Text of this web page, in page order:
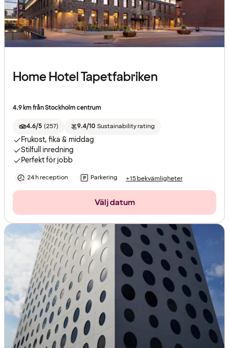
Home Hotel Tapetfabriken
4.9 km från Stockholm centrum
4.6/5 (257) 9.4/10 Sustainability rating
Frukost, fika & middag
Stilfull inredning
Perfekt för jobb
24 h reception Parkering +15 bekvämligheter
Välj datum